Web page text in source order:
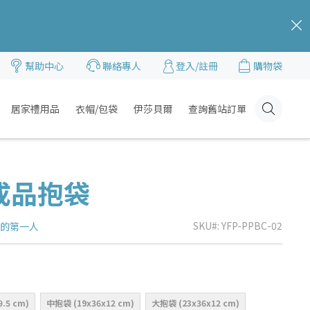
購物袋
登入/註冊
幫助中心 聯絡專人
居家禮用品 衣帽/包袋 伊莎貝爾
查詢舊站訂單
Here
品抱袋
第一人 SKU YFP-PPBC-02
cm) 中抱袋 (19x36x12 cm) 大抱袋 (23x36x12 cm)